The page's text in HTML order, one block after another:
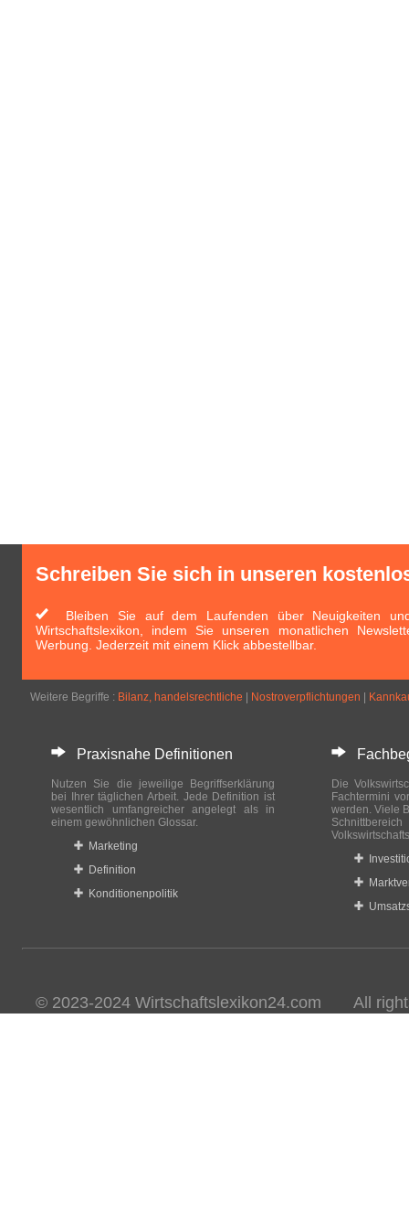
Schreiben Sie sich in unseren
Bleiben Sie auf dem Laufenden über Neuigkeiten
Wirtschaftslexikon, indem Sie unseren monatlichen
Werbung. Jederzeit mit einem Klick abbestellbar.
Weitere Begriffe : Bilanz, handelsrechtliche Nostroverpflichtungen
Praxisnahe Definitionen
Nutzen Sie die jeweilige Begriffserklärung
bei Ihrer täglichen Arbeit. Jede Definition ist
wesentlich umfangreicher angelegt als in
einem gewöhnlichen Glossar.
Marketing
Definition
Konditionenpolitik
Die
Fachtermini
werden. Viele
© 2023-2024 Wirtschaftslexikon24.com All